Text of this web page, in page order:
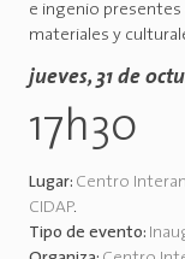
e ingenio
materiales y
jueves, 31 de
17h30
Lugar: Centro
CIDAP.
Tipo de evento: